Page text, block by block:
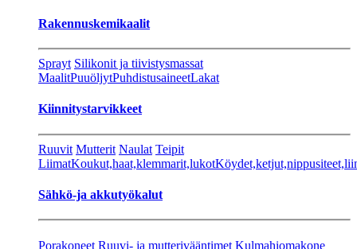
Rakennuskemikaalit
Sprayt Silikonit ja tiivistysmassat
MaalitPuuöljytPuhdistusaineetLakat
Kiinnitystarvikkeet
Ruuvit Mutterit Naulat Teipit
LiimatKoukut,haat,klemmarit,lukot
Sähkö-ja akkutyökalut
Porakoneet Ruuvi- ja mutterivääntimet Kulmahiomakone